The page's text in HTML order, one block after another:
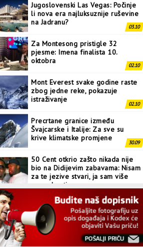
Jugoslovenski Las Vegas: Počinje
li nova era najluksuznije ruševine
na Jadranu?
03.10
Za Montesong pristigle 32
pjesme: Imena finalista 10.
oktobra
02.10
Mont Everest svake godine raste
zbog jedne reke, pokazuje
istraživanje
02.10
Precrtane granice između
Švajcarske i Italije: Za sve su
krive klimatske promjene
30.09
50 Cent otkrio zašto nikada nije
bio na Didijevim zabavama: Nisam
za te jezive stvari, ja sam više
normalan tip
28.09
Japanci prave superkompjuter
kakav svijet još nije vidio
27.09
Linkin Park ima novu pjesmu: